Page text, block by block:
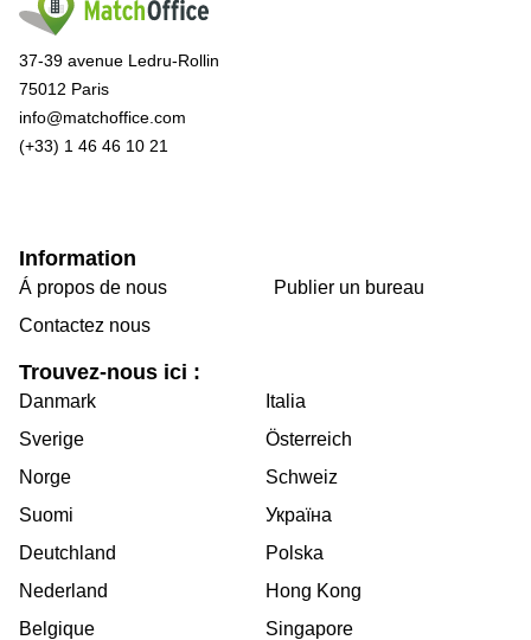
37-39 avenue Ledru-Rollin
75012 Paris
info@matchoffice.com
(+33) 1 46 46 10 21
Information
Á propos de nous
Contactez nous
Publier un bureau
Trouvez-nous ici :
Danmark
Sverige
Norge
Suomi
Deutchland
Nederland
Belgique
Italia
Österreich
Schweiz
Україна
Polska
Hong Kong
Singapore